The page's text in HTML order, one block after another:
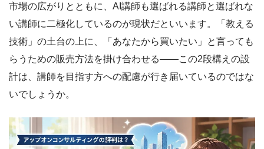
市場の広がりとともに、AI講師も選ばれる講師と選ばれな
い講師に二極化しているのが現状だといいます。「教える
技術」の土台の上に、「あなたから買いたい」と言っても
らうための販売方法を掛け合わせる――この2段構えの設
計は、講師を目指す方への配慮が行き届いているのではな
いでしょうか。